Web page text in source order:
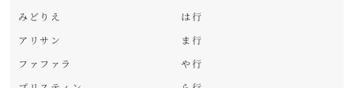
みどりえ
アリサン
ファファラ
は行
ま行
や行